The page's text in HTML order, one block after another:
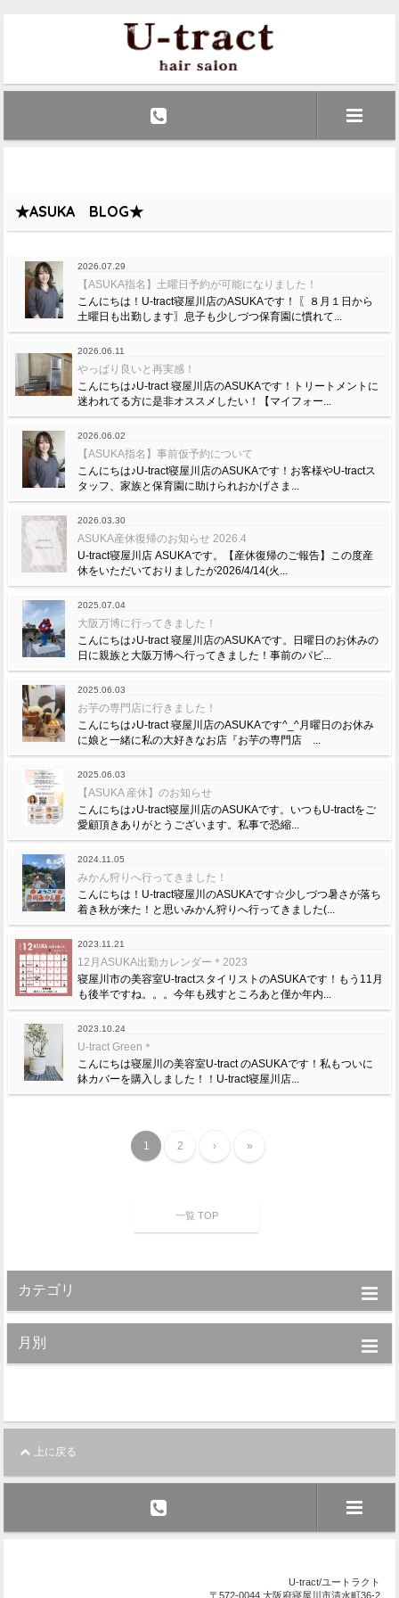
★ASUKA BLOG★
2026.07.29
【ASUKA指名】土曜日予約が可能になりました！
こんにちは！U-tract寝屋川店のASUKAです！ 〖８月１日から
土曜日も出勤します〗息子も少しづつ保育園に慣れて...
2026.06.11
やっぱり良いと再実感！
こんにちは♪U-tract 寝屋川店のASUKAです！トリートメントに
迷われてる方に是非オススメしたい！【マイフォー...
2026.06.02
【ASUKA指名】事前仮予約について
こんにちは♪U-tract寝屋川店のASUKAです！お客様やU-tractス
タッフ、家族と保育園に助けられおかげさま...
2026.03.30
ASUKA産休復帰のお知らせ 2026.4
U-tract寝屋川店 ASUKAです。【産休復帰のご報告】この度産
休をいただいておりましたが2026/4/14(火...
2025.07.04
大阪万博に行ってきました！
こんにちは♪U-tract 寝屋川店のASUKAです。日曜日のお休みの
日に親族と大阪万博へ行ってきました！事前のパビ...
2025.06.03
お芋の専門店に行きました！
こんにちは♪U-tract 寝屋川店のASUKAです^_^月曜日のお休み
に娘と一緒に私の大好きなお店『お芋の専門店 ...
2025.06.03
【ASUKA 産休】のお知らせ
こんにちは♪U-tract寝屋川店のASUKAです。いつもU-tractをご
愛顧頂きありがとうございます。私事で恐縮...
2024.11.05
みかん狩りへ行ってきました！
こんにちは！U-tract寝屋川のASUKAです☆少しづつ暑さが落ち
着き秋が来た！と思いみかん狩りへ行ってきました(...
2023.11.21
12月ASUKA出勤カレンダー＊2023
寝屋川市の美容室U-tractスタイリストのASUKAです！もう11月
も後半ですね。。。今年も残すところあと僅か年内...
2023.10.24
U-tract Green＊
こんにちは寝屋川の美容室U-tract のASUKAです！私もついに
鉢カバーを購入しました！！U-tract寝屋川店...
1 2 › »
一覧 TOP
カテゴリ
月別
上に戻る
U-tract/ユートラクト
〒572-0044 大阪府寝屋川市清水町36-2